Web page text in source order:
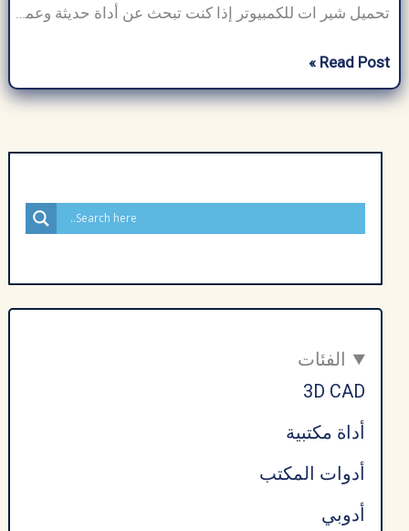
تحميل شير ات للكمبيوتر إذا كنت تبحث عن أداة حديثة وعملية لمشاركة الملفات فإن تنزيل SHAREit 2026 للكمبيوتر اخر اصدار يقدم لك تجربة محسنة مقارنة بالإصدارات السابقة. تم تحسين أداء التطبيق ليصبح أسرع وأكثر استقرارًا مع دعم أكبر لأنواع الملفات. الإصدار الجديد يقدم واجهة استخدام أكثر بساطة وسلاسة حيث يمكنك إدارة الملفات بسهولة وسحبها وإفلاتها […]
تحميل
شير
ات
مشاركة
بسرعة
وأمان
Read Post »
الفئات
3D CAD
أداة مكتبية
أدوات المكتب
أدوبي